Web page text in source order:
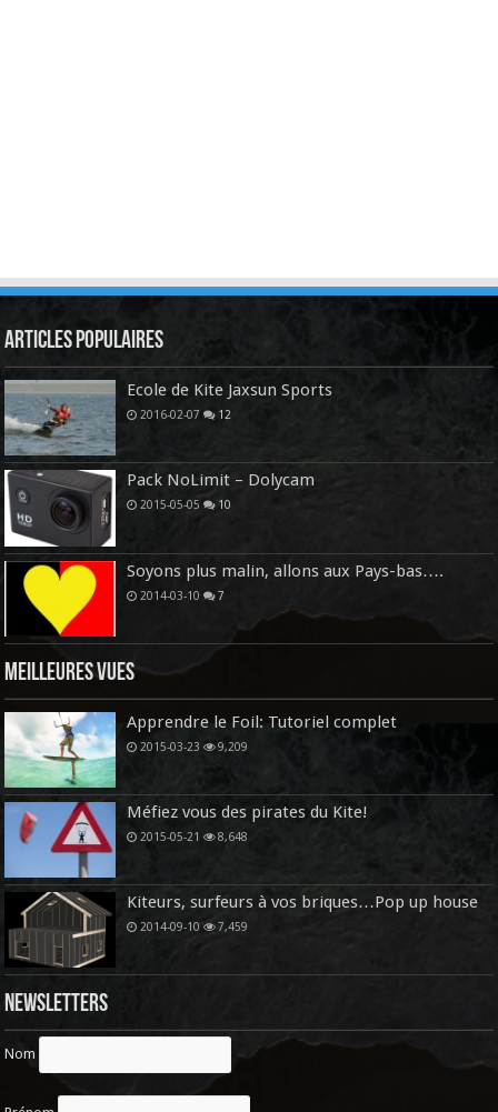
Articles Populaires
Ecole de Kite Jaxsun Sports
2016-02-07 12
Pack NoLimit – Dolycam
2015-05-05 10
Soyons plus malin, allons aux Pays-bas….
2014-03-10 7
Meilleures vues
Apprendre le Foil: Tutoriel complet
2015-03-23 9,209
Méfiez vous des pirates du Kite!
2015-05-21 8,648
Kiteurs, surfeurs à vos briques…Pop up house
2014-09-10 7,459
Newsletters
Nom